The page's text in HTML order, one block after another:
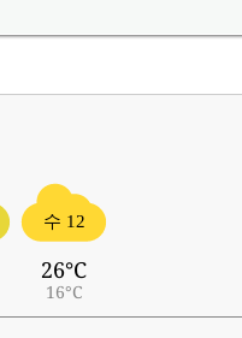
수 12
26°C
16°C